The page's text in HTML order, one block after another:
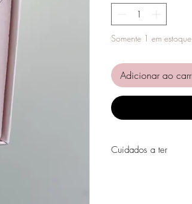
Somente 1 em estoque
Adicionar ao
Cuidados a ter